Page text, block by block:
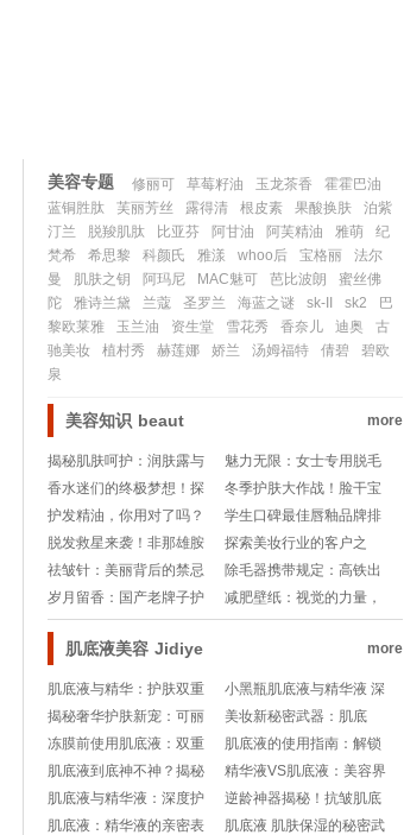
美容专题 修丽可 草莓籽油 玉龙茶香
霍霍巴油
蓝铜胜肽
芙丽芳丝 露得清 根皮素 果酸换肤
泊紫
汀兰
脱羧肌肽 比亚芬 阿甘油 阿芙精油 雅萌
纪
梵希
希思黎 科颜氏 雅漾 whoo后 宝格丽
法尔
曼
肌肤之钥 阿玛尼 MAC魅可 芭比波朗
蜜丝佛
陀
雅诗兰黛 兰蔻 圣罗兰 海蓝之谜 sk-II sk2
巴
黎欧莱雅
玉兰油 资生堂 雪花秀 香奈儿 迪奥
古
驰美妆
植村秀 赫莲娜 娇兰 汤姆福特 倩碧
碧欧
泉
美容知识 beaut more
揭秘肌肤呵护：润肤露与
润肤乳的差异解析
魅力无限：女士专用脱毛
膏的优雅选择
香水迷们的终极梦想！探
寻汤姆福特的最佳香味宝
藏💎香水地图🔍
冬季护肤大作战！脸干宝
宝们的补水秘籍💧❄️
护发精油，你用对了吗？
🌿✨
学生口碑最佳唇釉品牌排
行榜 魅力与持久并重
脱发救星来袭！非那雄胺
喷雾剂，意大利的秘密武
器🌟
探索美妆行业的客户之
道：精准定位与创新策略
祛皱针：美丽背后的禁忌
与考量
除毛器携带规定：高铁出
行新指南
岁月留香：国产老牌子护
手霜的温情记忆
减肥壁纸：视觉的力量，
心灵的激励
肌底液美容 Jidiye more
肌底液与精华：护肤双重
保障的关键
小黑瓶肌底液与精华液 深
度解析与选择之道
揭秘奢华护肤新宠：可丽
金肌底液&紫水使用大公开!
美妆新秘密武器：肌底
液，真的能打开肌肤潘多
拉盒子吗？
冻膜前使用肌底液：双重
护肤新策略
肌底液的使用指南：解锁
护肤新里程
肌底液到底神不神？揭秘
护肤新宠的秘密武器！✨
精华液VS肌底液：美容界
的双子星，你选对了吗?💧
💦
肌底液与精华液：深度护
肤的秘密武器
逆龄神器揭秘！抗皱肌底
液的神奇魔力💧
肌底液：精华液的亲密表
肌底液 肌肤保湿的秘密武